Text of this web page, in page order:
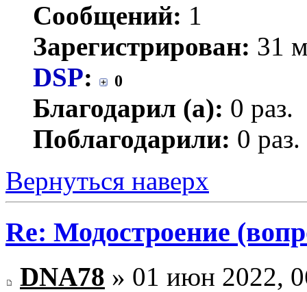
Сообщений: 1
Зарегистрирован: 31
DSP: 0
Благодарил (а): 0 раз.
Поблагодарили: 0 раз.
Вернуться наверх
Re: Модостроение
DNA78 » 01 июн 2022,